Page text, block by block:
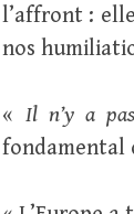
l’affront :
nos
« Il n’y a
fondamental